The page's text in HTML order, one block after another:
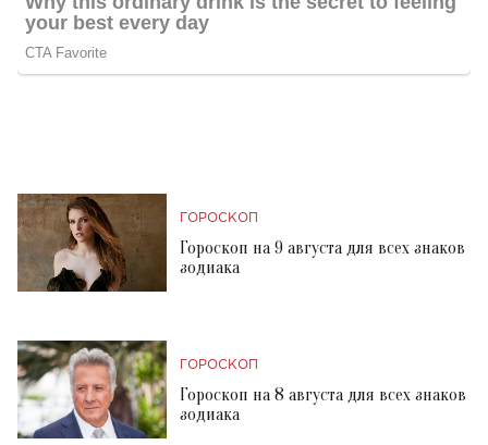
ГОРОСКОП
Гороскоп на 9 августа для всех знаков
зодиака
ГОРОСКОП
Гороскоп на 8 августа для всех знаков
зодиака